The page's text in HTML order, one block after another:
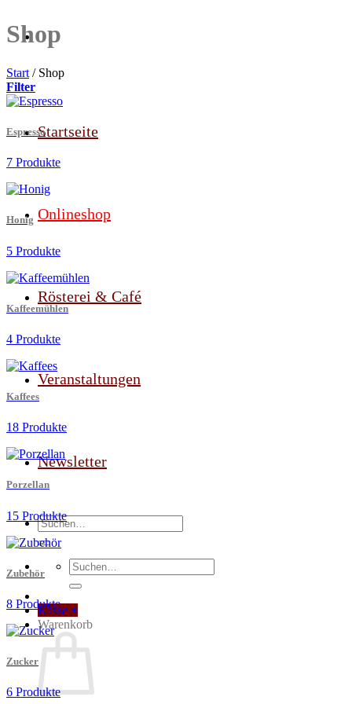
Startseite
Onlineshop
Rösterei & Café
Veranstaltungen
Newsletter
Suchen
nach:
Suchen
nach:
Kasse +
Warenkorb
Shop
Start /Shop
Filter
Espresso
7 Produkte
Honig
5 Produkte
Kaffeemühlen
4 Produkte
Kaffees
18 Produkte
Porzellan
15 Produkte
Zubehör
8 Produkte
Zucker
6 Produkte